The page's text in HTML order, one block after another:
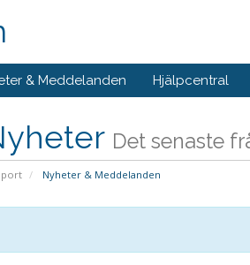
& Meddelanden Hjälpcentral
Det senaste
Nyheter & Meddelanden